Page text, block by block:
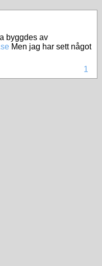
byggdes av
Men jag har sett något
1